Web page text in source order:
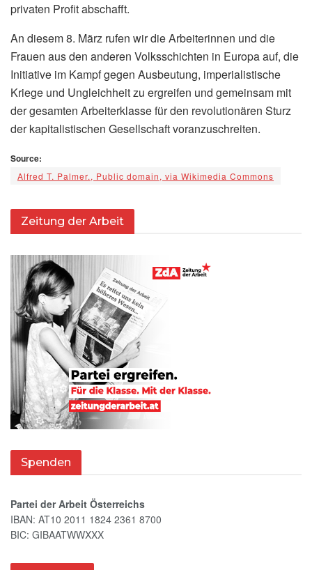
privaten Profit abschafft.
An diesem 8. März rufen wir die Arbeiterinnen und die
Frauen aus den anderen Volksschichten in Europa auf, die
Initiative im Kampf gegen Ausbeutung, imperialistische
Kriege und Ungleichheit zu ergreifen und gemeinsam mit
der gesamten Arbeiterklasse für den revolutionären Sturz
der kapitalistischen Gesellschaft voranzuschreiten.
Source:
Alfred T. Palmer., Public domain, via Wikimedia Commons
Zeitung der Arbeit
Spenden
Partei der Arbeit Österreichs
IBAN: AT10 2011 1824 2361 8700
BIC: GIBAATWWXXX